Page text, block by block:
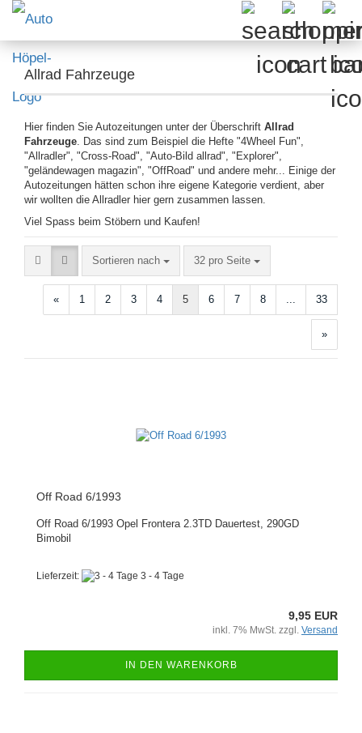
Allrad Fahrzeuge
Hier finden Sie Autozeitungen unter der Überschrift Allrad
Fahrzeuge. Das sind zum Beispiel die Hefte "4Wheel Fun",
"Allradler", "Cross-Road", "Auto-Bild allrad", "Explorer",
"geländewagen magazin", "OffRoad" und andere mehr... Einige der
Autozeitungen hätten schon ihre eigene Kategorie verdient, aber
wir wollten die Allradler hier gern zusammen lassen.
Viel Spass beim Stöbern und Kaufen!
Sortieren nach
Sortieren nach 32 pro Seite
pro Seite
« 1 2 3 4 5 6 7 8 ... 33
»
Off Road 6/1993
Off Road 6/1993 Opel Frontera 2.3TD Dauertest, 290GD
Bimobil
Lieferzeit: 3 - 4 Tage
9,95 EUR
inkl. 7% MwSt. zzgl. Versand
IN DEN WARENKORB